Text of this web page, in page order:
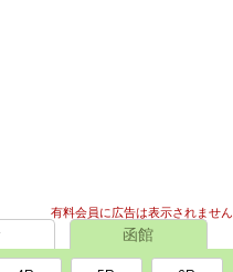
有料会員に広告は表示されません
函館